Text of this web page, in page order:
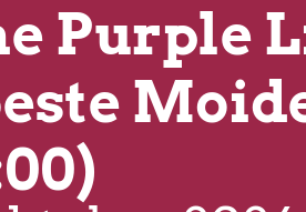
Purple